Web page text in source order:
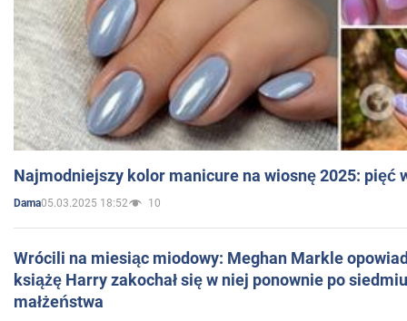
Najmodniejszy kolor manicure na wiosnę 2025: pięć
Dama05.03.2025 18:52 10
Wrócili na miesiąc miodowy: Meghan Markle
książę Harry zakochał się w niej ponownie po
małżeństwa